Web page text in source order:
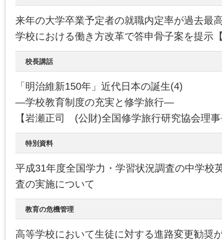
来年の大学卒業予定者の就職内定率が過去最
学校における働き方改革で答申骨子案を提示
校長講話
「明治維新150年」近代日本の誕生(4)
―学校教育制度の充実と修学旅行―
【岩瀬正司 (公財)全国修学旅行研究協会理
特別資料
平成31年度全国学力・学習状況調査の中学校
査の実施について
教育の危機管理
高等学校において生徒に対する進路変更勧奨